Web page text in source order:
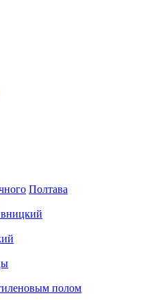
Полтава
полом